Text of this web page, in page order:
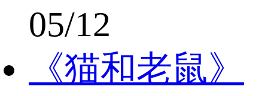
05/12
《猫和老鼠》